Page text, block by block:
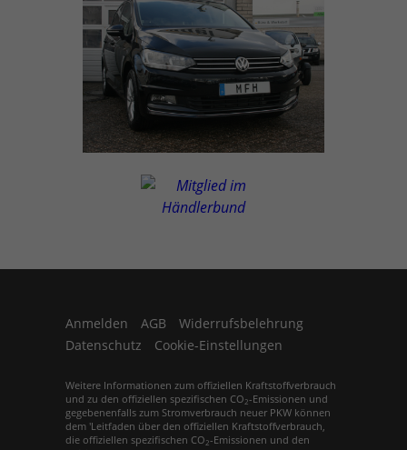
Anmelden AGB
Widerrufsbelehrung
Datenschutz
Cookie-Einstellungen
Weitere Informationen zum offiziellen Kraftstoffverbrauch
und zu den offiziellen spezifischen CO 2-Emissionen und
gegebenenfalls zum Stromverbrauch neuer PKW können
dem 'Leitfaden über den offiziellen Kraftstoffverbrauch,
die offiziellen spezifischen CO 2-Emissionen und den